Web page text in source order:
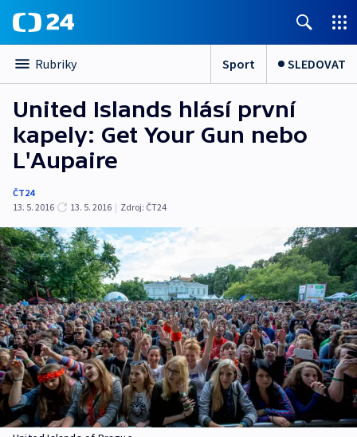
Rubriky Sport SLEDOVAT
United Islands hlásí první
kapely: Get Your Gun nebo
L'Aupaire
ČT24
13. 5. 2016
13. 5. 2016 | Zdroj: ČT24